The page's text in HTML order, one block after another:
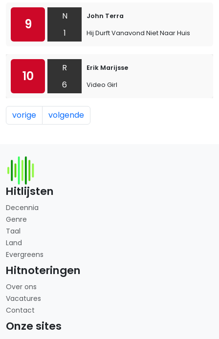
9
N
1
John Terra
Hij Durft Vanavond Niet Naar Huis
10
R
6
Erik Marijsse
Video Girl
vorige volgende
Hitlijsten
Decennia
Genre
Taal
Land
Evergreens
Hitnoteringen
Over ons
Vacatures
Contact
Onze sites